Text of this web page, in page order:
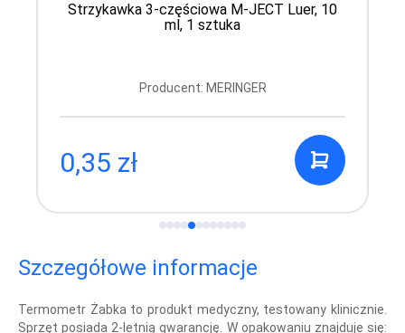
Strzykawka 3-częściowa M-JECT Luer, 10
ml, 1 sztuka
Producent: MERINGER
0,35 zł
Szczegółowe informacje
Termometr Żabka to produkt medyczny, testowany klinicznie.
Sprzęt posiada 2-letnią gwarancję. W opakowaniu znajduje się: